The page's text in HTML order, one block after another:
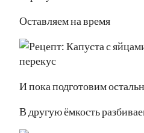
Оставляем на время
И пока подготовим
В другую ёмкость